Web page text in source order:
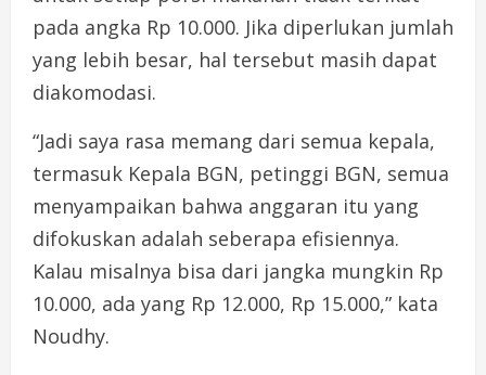
pada angka Rp 10.000. Jika diperlukan jumlah
yang lebih besar, hal tersebut masih dapat
diakomodasi.
“Jadi saya rasa memang dari semua kepala,
termasuk Kepala BGN, petinggi BGN, semua
menyampaikan bahwa anggaran itu yang
difokuskan adalah seberapa efisiennya.
Kalau misalnya bisa dari jangka mungkin Rp
10.000, ada yang Rp 12.000, Rp 15.000,” kata
Noudhy.